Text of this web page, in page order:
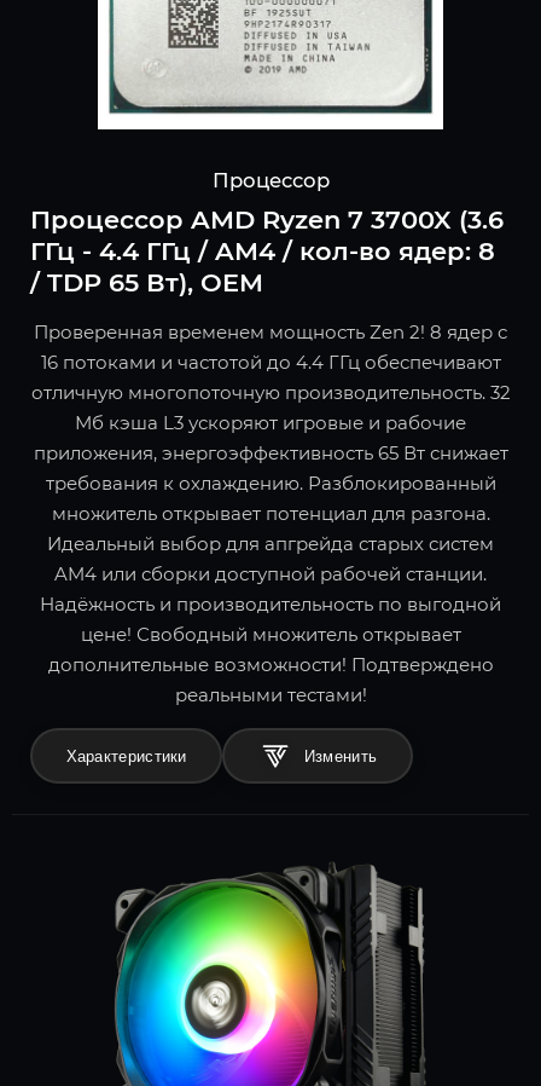
Процессор
Процессор AMD Ryzen 7 3700X (3.6
ГГц - 4.4 ГГц / AM4 / кол-во ядер: 8
/ TDP 65 Вт), OEM
Проверенная временем мощность Zen 2! 8 ядер с
16 потоками и частотой до 4.4 ГГц обеспечивают
отличную многопоточную производительность. 32
Мб кэша L3 ускоряют игровые и рабочие
приложения, энергоэффективность 65 Вт снижает
требования к охлаждению. Разблокированный
множитель открывает потенциал для разгона.
Идеальный выбор для апгрейда старых систем
AM4 или сборки доступной рабочей станции.
Надёжность и производительность по выгодной
цене! Свободный множитель открывает
дополнительные возможности! Подтверждено
реальными тестами!
Характеристики